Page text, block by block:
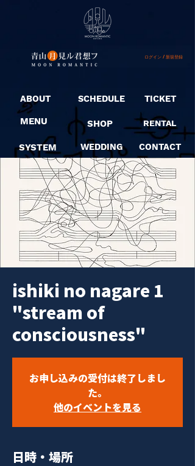
ログイン / 新規登録
ABOUT
MENU
SYSTEM
SCHEDULE
SHOP
WEDDING
TICKET
RENTAL
CONTACT
ishiki no nagare 1
"stream of
consciousness"
お申し込みの受付は終了しまし
た。
他のイベントを見る
日時・場所